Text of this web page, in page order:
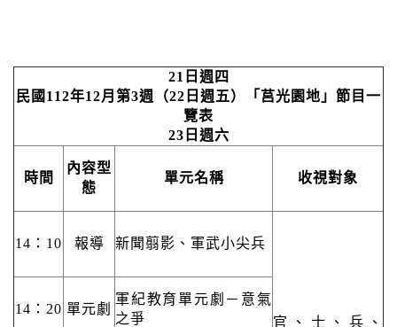
21日週四
民國112年12月第3週（22日週五）「莒光園地」節目一
覽表
23日週六
時間
內容型
態
單元名稱 收視對象
14：10 報導 新聞翦影、軍武小尖兵
官、士、兵、
14：20 單元劇
軍紀教育單元劇－意氣
之爭